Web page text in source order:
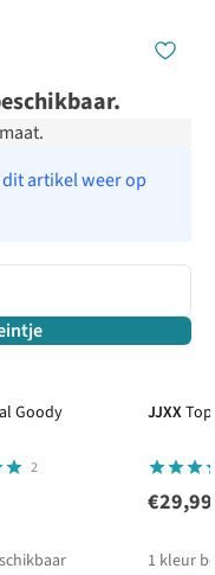
artikel weer op
Goody
2
JJXX
€29,99
1 kleur